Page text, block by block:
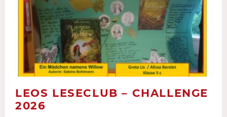
LEOS LESECLUB – CHALLENGE
2026